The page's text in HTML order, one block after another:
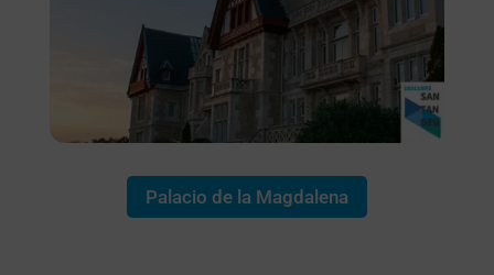
Palacio de la Magdalena